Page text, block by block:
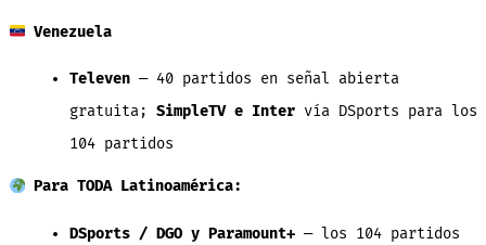
Venezuela
Televen— 40 partidos en señal abierta
gratuita; SimpleTV e Intervía DSports para los
104 partidos
Para TODA Latinoamérica:
DSports / DGO y Paramount+— los 104 partidos